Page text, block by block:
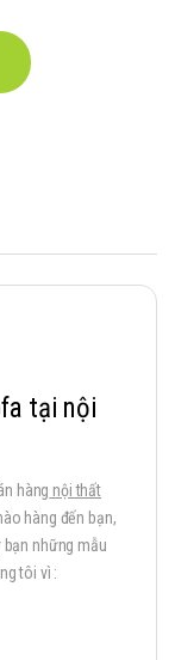
tại nội
hàng nội thất
hàng đến bạn,
những mẫu
tôi vì :